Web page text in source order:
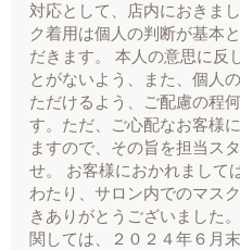
対応として、店内におきま
ク着用は個人の判断が基本
だきます。 本人の意思に反
とがないよう、また、個人
ただけるよう、ご配慮の程
す。ただ、ご心配なお客様
ますので、その旨を担当ス
せ。 お客様におかれまして
わたり、サロン内でのマス
きありがとうございました
関しては、２０２４年６月